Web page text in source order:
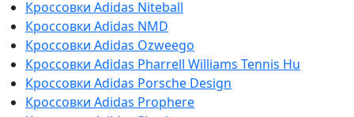
Кроссовки Adidas Niteball
Кроссовки Adidas NMD
Кроссовки Adidas Ozweego
Кроссовки Adidas Pharrell Williams Tennis Hu
Кроссовки Adidas Porsche Design
Кроссовки Adidas Prophere